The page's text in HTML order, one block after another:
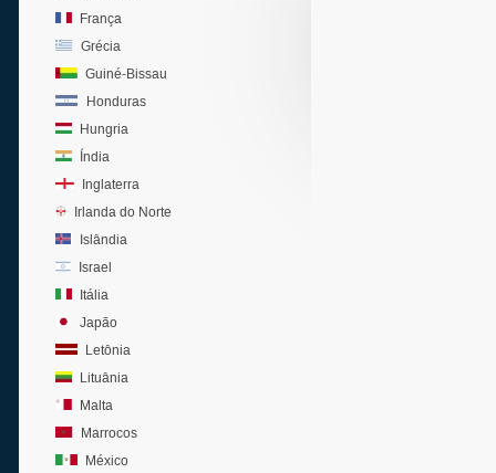
França
Grécia
Guiné-Bissau
Honduras
Hungria
Índia
Inglaterra
Irlanda do Norte
Islândia
Israel
Itália
Japão
Letônia
Lituânia
Malta
Marrocos
México